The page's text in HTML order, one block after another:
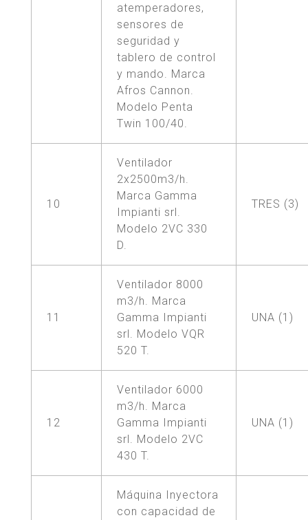
atemperadores,
sensores de
seguridad y
tablero de control
y mando. Marca
Afros Cannon.
Modelo Penta
Twin 100/40.
10
Ventilador
2x2500m3/h.
Marca Gamma
Impianti srl.
Modelo 2VC 330
D.
TRES (3)
11
Ventilador 8000
m3/h. Marca
Gamma Impianti
srl. Modelo VQR
520 T.
UNA (1)
12
Ventilador 6000
m3/h. Marca
Gamma Impianti
srl. Modelo 2VC
430 T.
UNA (1)
Máquina Inyectora
con capacidad de